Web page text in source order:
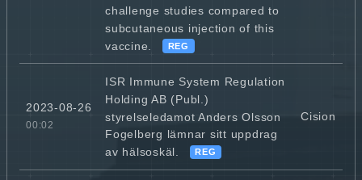
challenge studies compared to
subcutaneous injection of this
vaccine.
REG
2023-08-26
00:02
ISR Immune System Regulation
Holding AB (Publ.)
styrelseledamot Anders Olsson
Fogelberg lämnar sitt uppdrag
av hälsoskäl.
REG
Cision